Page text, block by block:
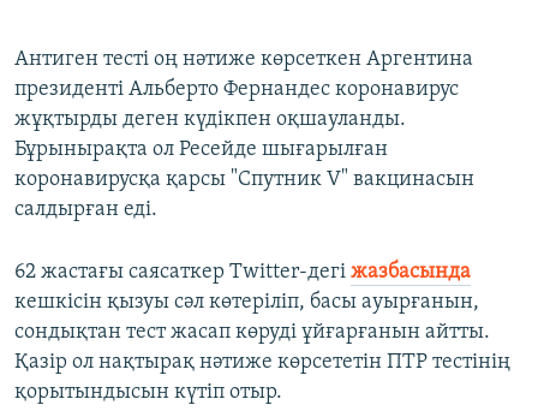
Антиген тесті оң нәтиже көрсеткен Аргентина
президенті Альберто Фернандес коронавирус
жұқтырды деген күдікпен оқшауланды.
Бұрынырақта ол Ресейде шығарылған
коронавирусқа қарсы "Спутник V" вакцинасын
салдырған еді.
62 жастағы саясаткер Twitter-дегі жазбасында
кешкісін қызуы сәл көтеріліп, басы ауырғанын,
сондықтан тест жасап көруді ұйғарғанын айтты.
Қазір ол нақтырақ нәтиже көрсететін ПТР тестінің
қорытындысын күтіп отыр.